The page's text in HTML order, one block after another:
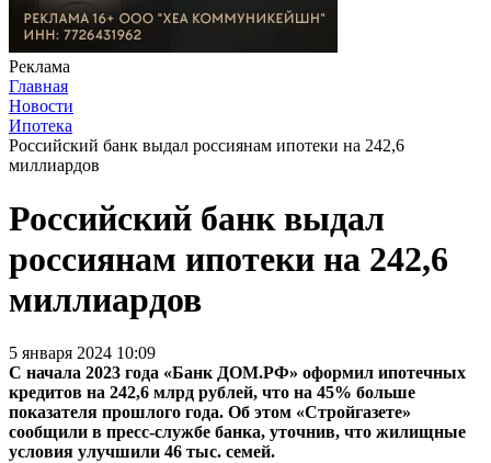
Реклама
Главная
Новости
Ипотека
Российский банк выдал россиянам ипотеки на 242,6
миллиардов
Российский банк выдал
россиянам ипотеки на 242,6
миллиардов
5 января 2024 10:09
С начала 2023 года «Банк ДОМ.РФ» оформил ипотечных
кредитов на 242,6 млрд рублей, что на 45% больше
показателя прошлого года. Об этом «Стройгазете»
сообщили в пресс-службе банка, уточнив, что жилищные
условия улучшили 46 тыс. семей.